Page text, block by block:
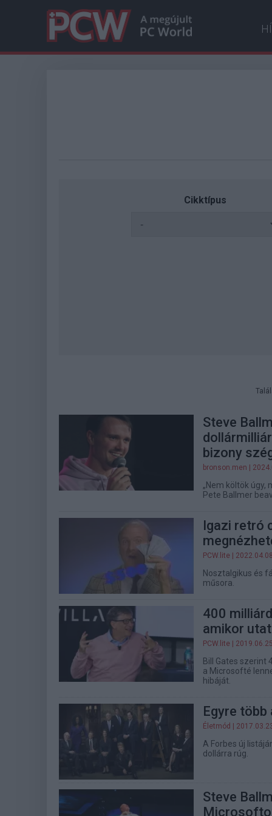
Cikktípus
Steve
bizony
bronson.men |
„Nem költök úgy,
Pete Ballmer
Igazi retró
PCW.lite |
Nosztalgikus és
műsora.
400
amikor
PCW.lite |
Bill Gates szerint
a Microsofté
hibáját.
Egyre
Életmód |
A Forbes új
dollárra rúg.
Steve